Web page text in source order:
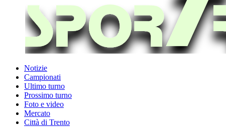
Notizie
Campionati
Ultimo turno
Prossimo turno
Foto e video
Mercato
Città di Trento